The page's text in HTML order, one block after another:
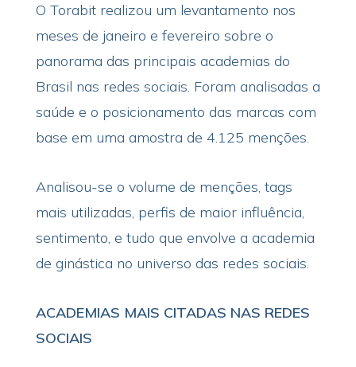
O Torabit realizou um levantamento nos
meses de janeiro e fevereiro sobre o
panorama das principais academias do
Brasil nas redes sociais. Foram analisadas a
saúde e o posicionamento das marcas com
base em uma amostra de 4.125 menções.
Analisou-se o volume de menções, tags
mais utilizadas, perfis de maior influência,
sentimento, e tudo que envolve a academia
de ginástica no universo das redes sociais.
ACADEMIAS MAIS CITADAS NAS REDES
SOCIAIS